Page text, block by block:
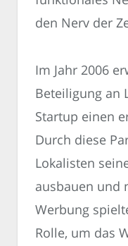
den Nerv der
Im Jahr 2006
Beteiligung an
Startup einen
Durch diese
Lokalisten
ausbauen und
Werbung
Rolle, um das